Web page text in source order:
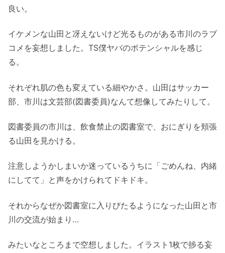
良い。
イケメンな山田と冴えないけど光るものがある市川のラブ
コメを妄想しました。TS僕ヤバのポテンシャルを感じ
る。
それぞれ肌の色も変えている細やかさ。山田はサッカー
部、市川は文芸部(図書委員)なんて想像してみたりして。
図書委員の市川は、飲食禁止の図書室で、おにぎりを頬張
る山田を見かける。
注意しようかしまいか迷っているうちに「ごめんね、内緒
にしてて」と声をかけられてドキドキ。
それからなぜか図書室に入りびたるようになった山田と市
川の交流が始まり…
みたいなところまで空想しました。イラスト1枚で捗る妄